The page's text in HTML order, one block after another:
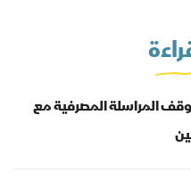
المراسلة المصرفية مع